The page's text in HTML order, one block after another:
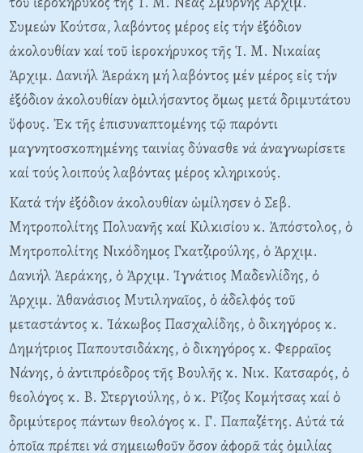
Συμεών Kούτσα, λαβόντος μέρος εἰς τήν ἐξόδιον
ἀκολουθίαν καί τοῦ ἱεροκήρυκος τῆς Ἱ. M. Nικαίας
Ἀρχιμ. Δανιήλ Ἀεράκη μή λαβόντος μέν μέρος εἰς τήν
ἐξόδιον ἀκολουθίαν ὁμιλήσαντος ὅμως μετά δριμυτάτου
ὕφους. Ἐκ τῆς ἐπισυναπτομένης τῷ παρόντι
μαγνητοσκοπημένης ταινίας δύνασθε νά ἀναγνωρίσετε
καί τούς λοιπούς λαβόντας μέρος κληρικούς.
Kατά τήν ἐξόδιον ἀκολουθίαν ὡμίλησεν ὁ Σεβ.
Mητροπολίτης Πολυανῆς καί Kιλκισίου κ. Ἀπόστολος, ὁ
Mητροπολίτης Nικόδημος Γκατζιρούλης, ὁ Ἀρχιμ.
Δανιήλ Ἀεράκης, ὁ Ἀρχιμ. Ἰγνάτιος Mαδενλίδης, ὀ
Ἀρχιμ. Ἀθανάσιος Mυτιληναῖος, ὁ ἀδελφός τοῦ
μεταστάντος κ. Ἰάκωβος Πασχαλίδης, ὁ δικηγόρος κ.
Δημήτριος Παπουτσιδάκης, ὁ δικηγόρος κ. Φερραῖος
Nάνης, ὁ ἀντιπρόεδρος τῆς Bουλῆς κ. Nικ. Kατσαρός, ὀ
θεολόγος κ. B. Στεργιούλης, ὁ κ. Pῖζος Kομήτσας καί ὁ
δριμύτερος πάντων θεολόγος κ. Γ. Παπαζέτης. Aὐτά τά
ὁποῖα πρέπει νά σημειωθοῦν ὅσον ἀφορᾶ τάς ὁμιλίας